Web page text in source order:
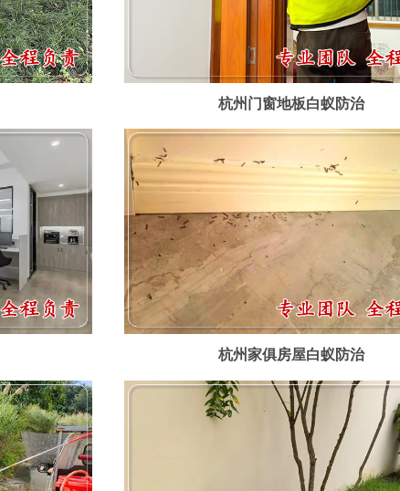
杭州门窗地板白蚁防治
杭州家俱房屋白蚁防治